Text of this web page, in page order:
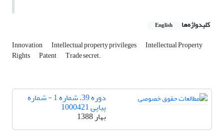
کلیدواژه‌ها English
Innovation Intellectual property privileges Intellectual Property
Rights Patent Trade secret.
دوره 39، شماره 1 - شماره
پیاپی 1000421
بهار 1388